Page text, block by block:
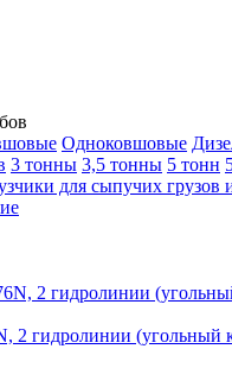
Одноковшовые
3 тонны 3,5 тонны 5 тонн
для сыпучих грузов
2 гидролинии (угольный